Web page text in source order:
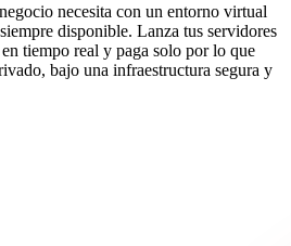
necesita con un entorno virtual
disponible. Lanza tus servidores
tiempo real y paga solo por lo que
bajo una infraestructura segura y